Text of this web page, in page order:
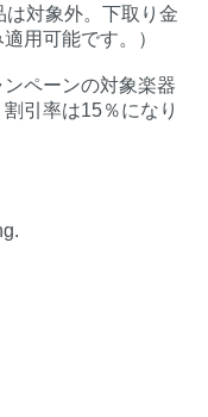
対象外。下取り金
用可能です。）
ペーンの対象楽器
引率は15％になり